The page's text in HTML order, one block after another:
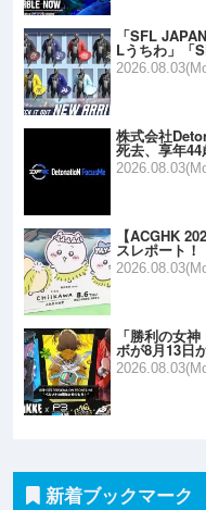
「SFL
Lうちわ」「
株式会社
死去、享年44
【ACGHK
スレポート
「勝利の女
ボが8月13日
新着ブックマーク